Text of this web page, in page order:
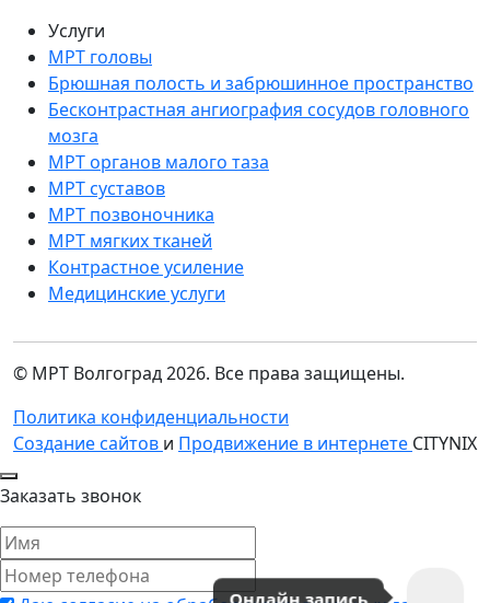
Услуги
МРТ головы
Брюшная полость и забрюшинное пространство
Бесконтрастная ангиография сосудов головного
мозга
МРТ органов малого таза
МРТ суставов
МРТ позвоночника
МРТ мягких тканей
Контрастное усиление
Медицинские услуги
© МРТ Волгоград 2026. Все права защищены.
Политика конфиденциальности
Создание сайтов и Продвижение в интернете CITYNIX
Заказать звонок